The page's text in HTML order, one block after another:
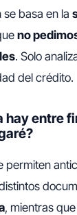
se basa en la
no
. Solo
del crédito.
hay entre
permiten
, mientras que